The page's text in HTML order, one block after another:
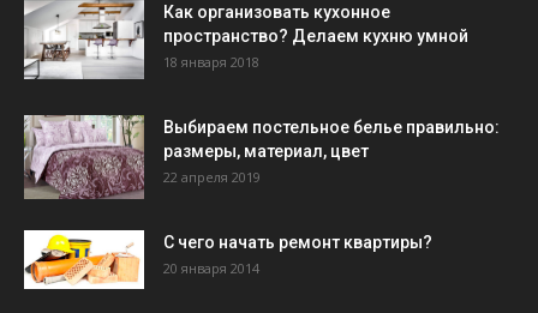
Как организовать кухонное
пространство? Делаем кухню умной
18 января 2018
Выбираем постельное белье правильно:
размеры, материал, цвет
22 апреля 2019
С чего начать ремонт квартиры?
20 января 2014